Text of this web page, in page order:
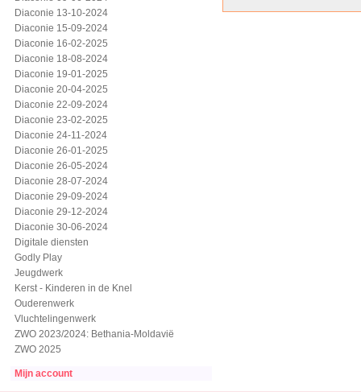
Diaconie 13-10-2024
Diaconie 15-09-2024
Diaconie 16-02-2025
Diaconie 18-08-2024
Diaconie 19-01-2025
Diaconie 20-04-2025
Diaconie 22-09-2024
Diaconie 23-02-2025
Diaconie 24-11-2024
Diaconie 26-01-2025
Diaconie 26-05-2024
Diaconie 28-07-2024
Diaconie 29-09-2024
Diaconie 29-12-2024
Diaconie 30-06-2024
Digitale diensten
Godly Play
Jeugdwerk
Kerst - Kinderen in de Knel
Ouderenwerk
Vluchtelingenwerk
ZWO 2023/2024: Bethania-Moldavië
ZWO 2025
Mijn account